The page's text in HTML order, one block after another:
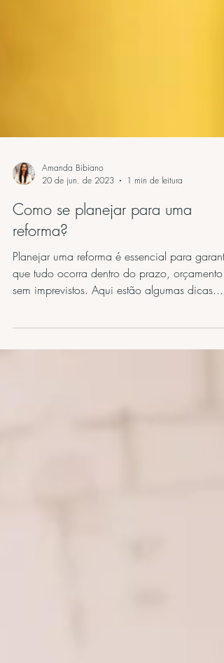
20 de jun. de 2023
1 min de leitura
Como se planejar para uma
reforma?
Planejar uma reforma é essencial para garantir
que tudo ocorra dentro do prazo, orçamento e